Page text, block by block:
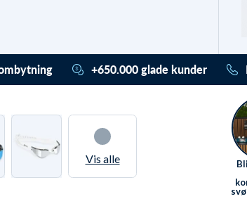
30 dage.
+650.000 glade kunder
Trustpilot score på 4,7 ud
pga.disse unikke fordele
Vis alle